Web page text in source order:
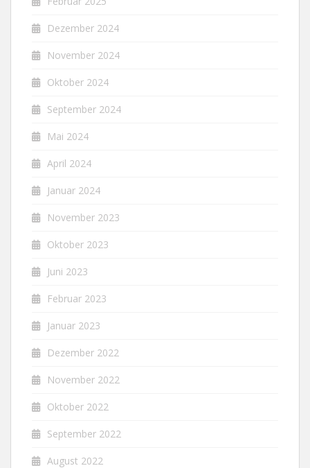
Dezember 2024
November 2024
Oktober 2024
September 2024
Mai 2024
April 2024
Januar 2024
November 2023
Oktober 2023
Juni 2023
Februar 2023
Januar 2023
Dezember 2022
November 2022
Oktober 2022
September 2022
August 2022